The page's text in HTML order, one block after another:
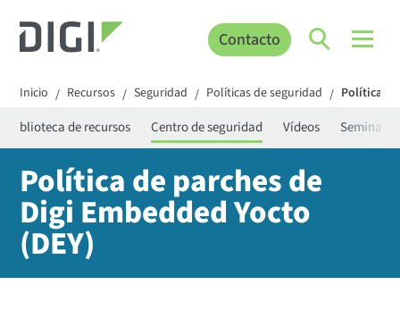
Contacto
Inicio / Recursos / Seguridad / Políticas de seguridad / Política
Biblioteca de recursos Centro de seguridad Vídeos
Política de parches de
Digi Embedded Yocto
(DEY)